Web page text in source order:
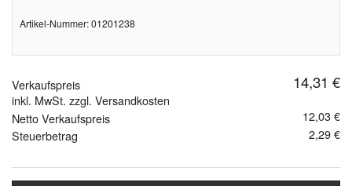
Artikel-Nummer: 01201238
Verkaufspreis 14,31 €
inkl. MwSt. zzgl. Versandkosten
Netto Verkaufspreis
12,03 €
Steuerbetrag
2,29 €